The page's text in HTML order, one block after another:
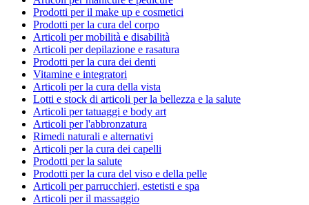
Prodotti per il make up e cosmetici
Prodotti per la cura del corpo
Articoli per mobilità e disabilità
Articoli per depilazione e rasatura
Prodotti per la cura dei denti
Vitamine e integratori
Articoli per la cura della vista
Lotti e stock di articoli per la bellezza e la salute
Articoli per tatuaggi e body art
Articoli per l'abbronzatura
Rimedi naturali e alternativi
Articoli per la cura dei capelli
Prodotti per la salute
Prodotti per la cura del viso e della pelle
Articoli per parrucchieri, estetisti e spa
Articoli per il massaggio